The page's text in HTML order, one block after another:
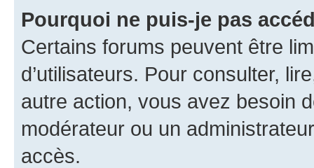
Pourquoi ne puis-je pas
Certains forums peuvent être
d’utilisateurs. Pour consulter,
autre action, vous avez besoin
modérateur ou un
accès.